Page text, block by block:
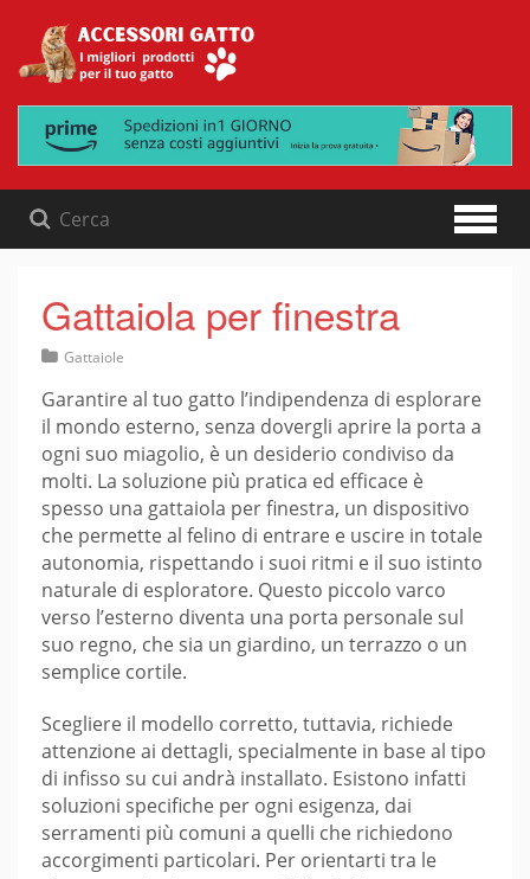
content
Gattaiola per finestra
Gattaiole
Garantire al tuo gatto l’indipendenza di esplorare
il mondo esterno, senza dovergli aprire la porta a
ogni suo miagolio, è un desiderio condiviso da
molti. La soluzione più pratica ed efficace è
spesso una gattaiola per finestra, un dispositivo
che permette al felino di entrare e uscire in totale
autonomia, rispettando i suoi ritmi e il suo istinto
naturale di esploratore. Questo piccolo varco
verso l’esterno diventa una porta personale sul
suo regno, che sia un giardino, un terrazzo o un
semplice cortile.
Scegliere il modello corretto, tuttavia, richiede
attenzione ai dettagli, specialmente in base al tipo
di infisso su cui andrà installato. Esistono infatti
soluzioni specifiche per ogni esigenza, dai
serramenti più comuni a quelli che richiedono
accorgimenti particolari. Per orientarti tra le